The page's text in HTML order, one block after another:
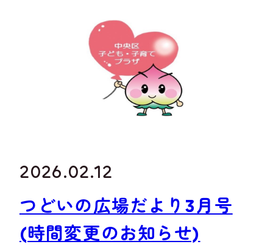
2026.02.12
つどいの広場だより3月号
(時間変更のお知らせ)